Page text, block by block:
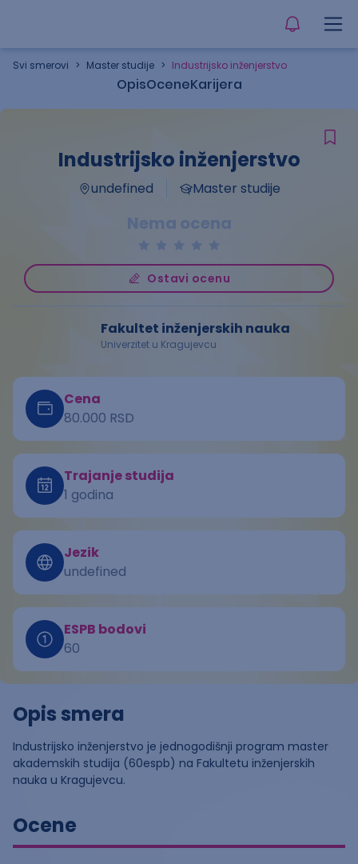
Svi smerovi > Master studije > Industrijsko inženjerstvo
OpisOceneKarijera
Industrijsko inženjerstvo
undefined Master studije
Nema ocena
Ostavi ocenu
Fakultet inženjerskih nauka
Univerzitet u Kragujevcu
Cena
80.000 RSD
Trajanje studija
1 godina
Jezik
undefined
ESPB bodovi
60
Opis smera
Industrijsko inženjerstvo je jednogodišnji program master
akademskih studija (60espb) na Fakultetu inženjerskih
nauka u Kragujevcu.
Ocene